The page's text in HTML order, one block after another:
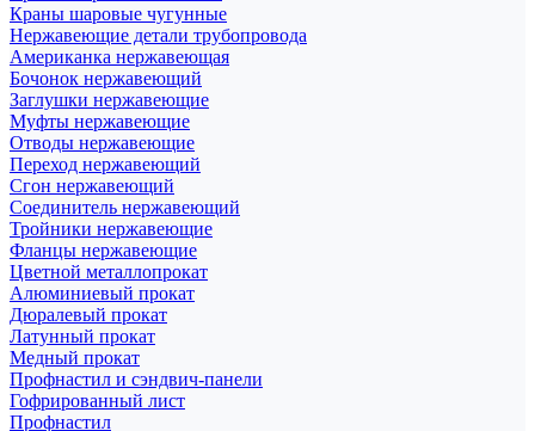
Краны шаровые чугунные
Нержавеющие детали трубопровода
Американка нержавеющая
Бочонок нержавеющий
Заглушки нержавеющие
Муфты нержавеющие
Отводы нержавеющие
Переход нержавеющий
Сгон нержавеющий
Соединитель нержавеющий
Тройники нержавеющие
Фланцы нержавеющие
Цветной металлопрокат
Алюминиевый прокат
Дюралевый прокат
Латунный прокат
Медный прокат
Профнастил и сэндвич-панели
Гофрированный лист
Профнастил